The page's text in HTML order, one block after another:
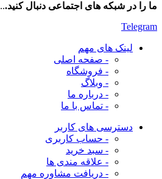
ما را در شبکه های اجتماعی دنبال کنید...
Telegram
لینک های مهم
- صفحه اصلی
- فروشگاه
- وبلاگ
- درباره ما
- تماس با ما
دسترسی های کاربر
- حساب کاربری
- سبد خرید
- علاقه مندی ها
- دریافت مشاوره مهم